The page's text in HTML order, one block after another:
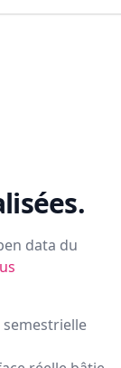
data du
semestrielle